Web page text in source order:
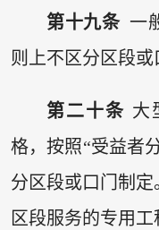
第十九条一
则上不区分区段或
第二十条 大
格，按照“受益者
分区段或口门制
区段服务的专用